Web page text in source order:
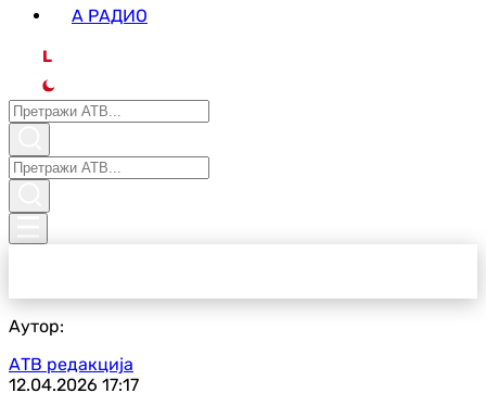
А РАДИО
L
Аутор:
АТВ редакција
12.04.2026 17:17